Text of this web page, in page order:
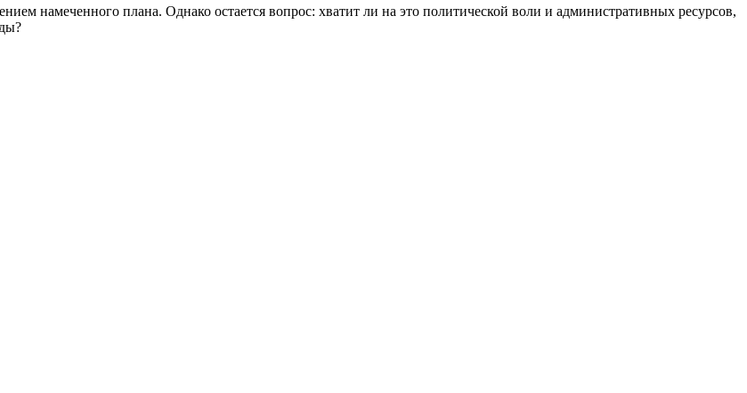
намеченного плана. Однако остается вопрос: хватит ли на это политической воли и административных ресурсов,